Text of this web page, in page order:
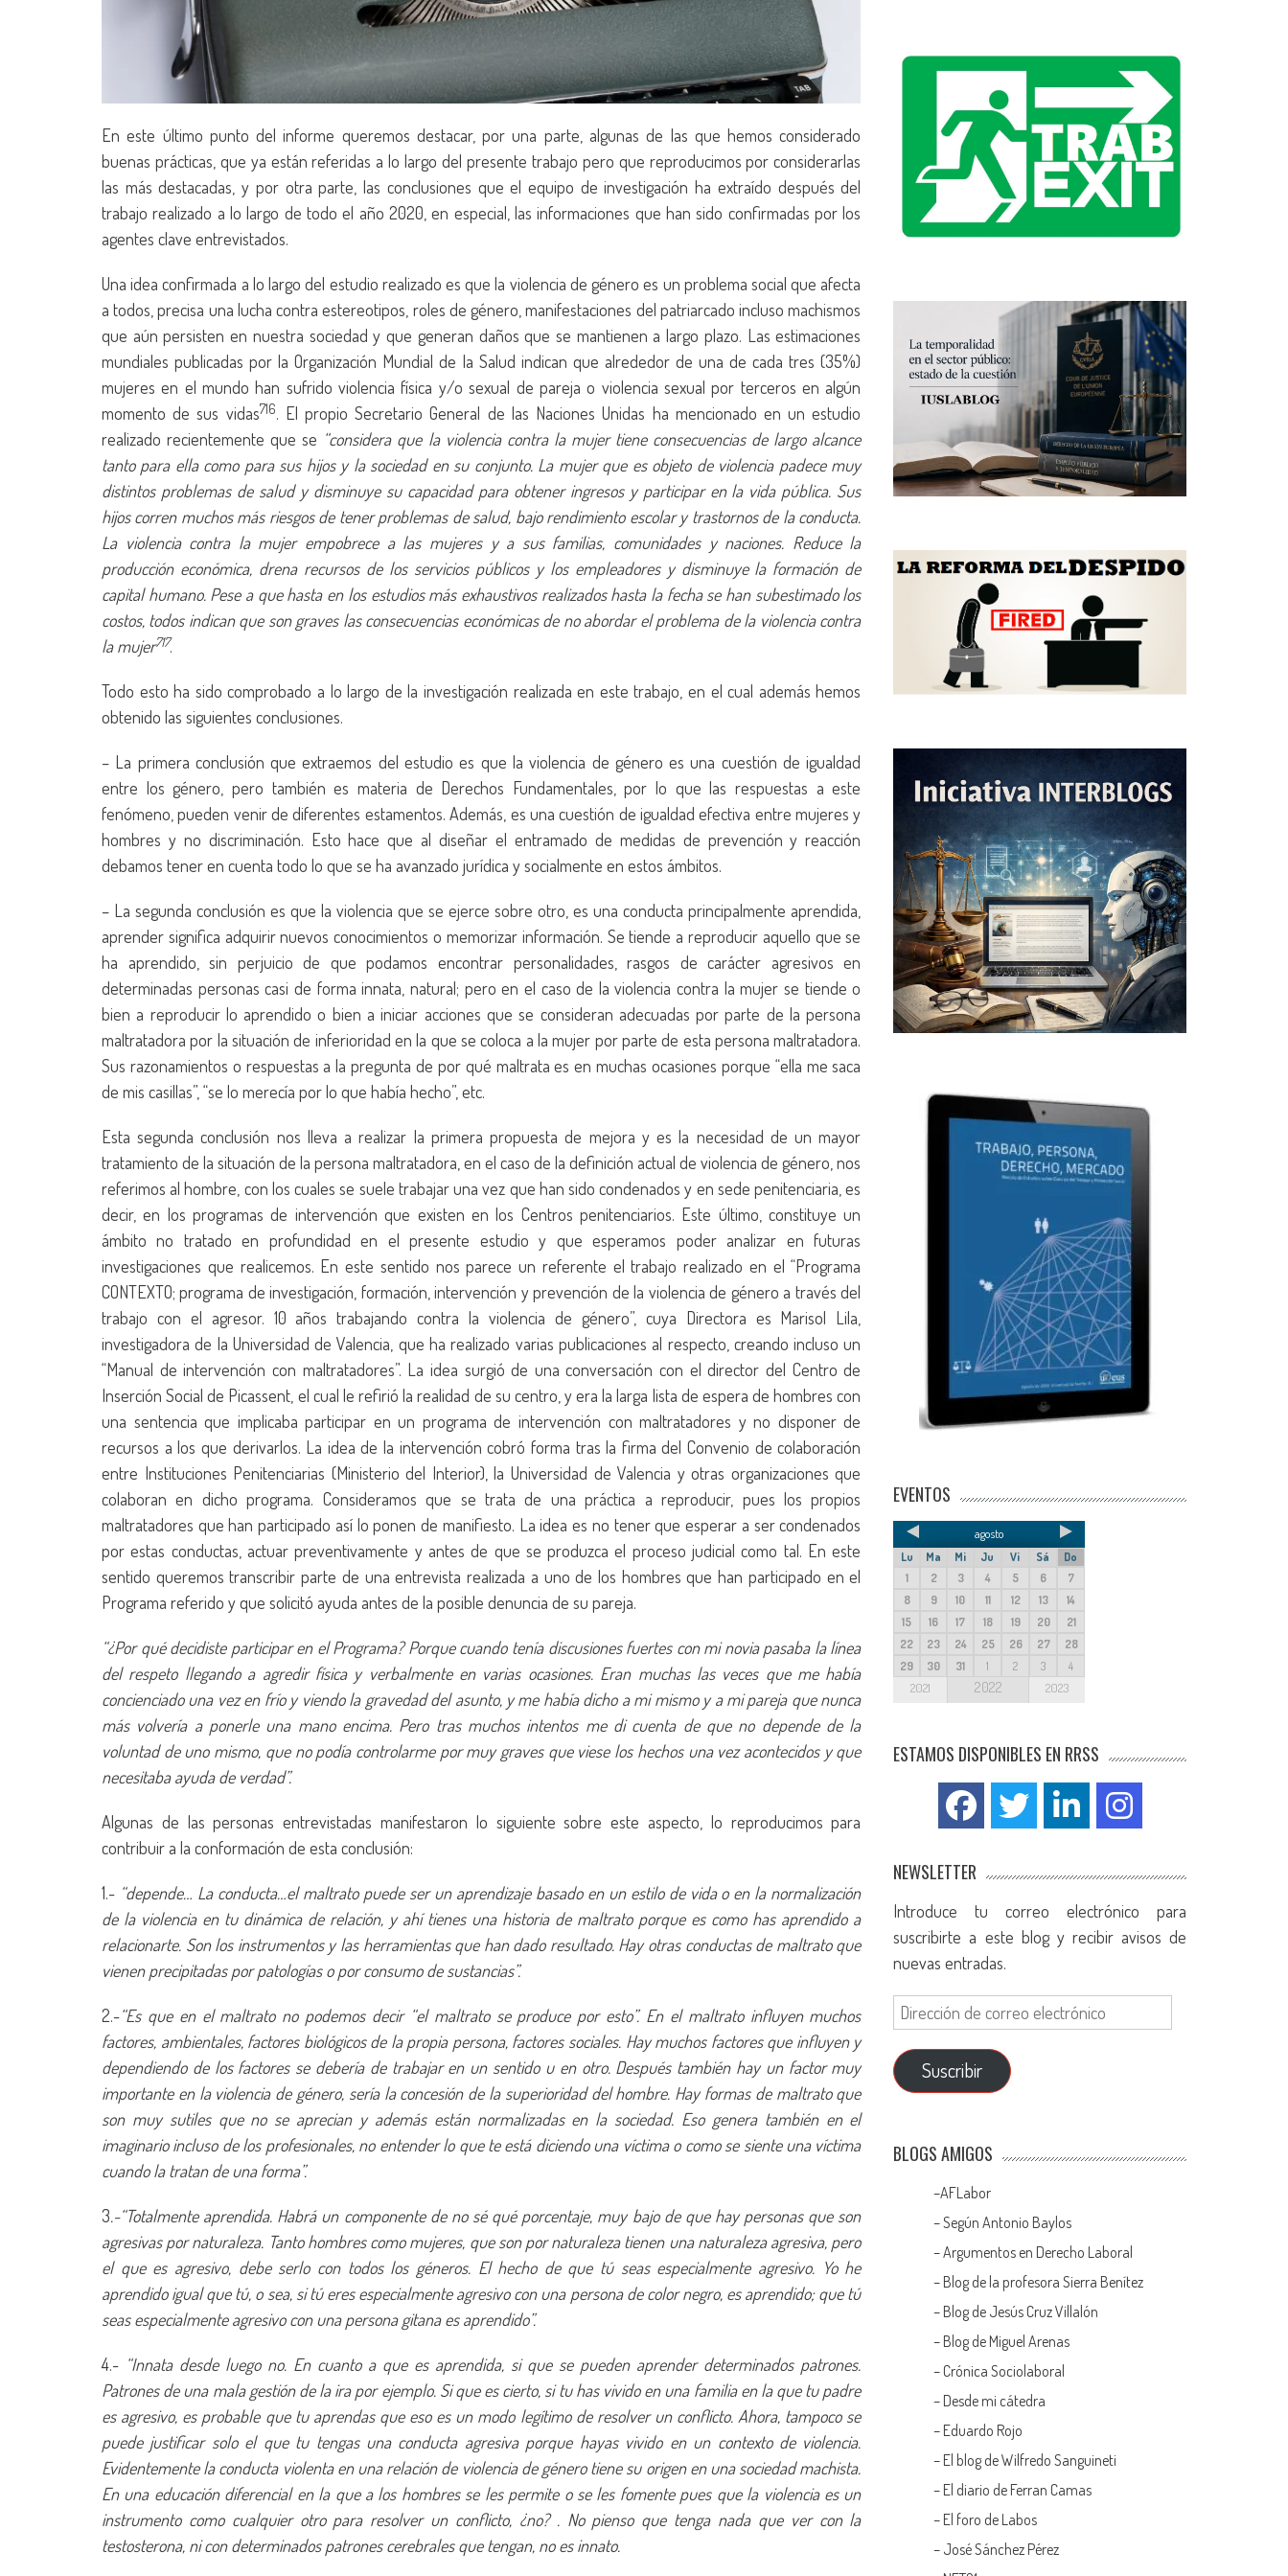
En este último punto del informe queremos destacar, por una parte, algunas de las que hemos considerado
buenas prácticas, que ya están referidas a lo largo del presente trabajo pero que reproducimos por considerarlas
las más destacadas, y por otra parte, las conclusiones que el equipo de investigación ha extraído después del
trabajo realizado a lo largo de todo el año 2020, en especial, las informaciones que han sido confirmadas por los
agentes clave entrevistados.
Una idea confirmada a lo largo del estudio realizado es que la violencia de género es un problema social que afecta
a todos, precisa una lucha contra estereotipos, roles de género, manifestaciones del patriarcado incluso machismos
que aún persisten en nuestra sociedad y que generan daños que se mantienen a largo plazo. Las estimaciones
mundiales publicadas por la Organización Mundial de la Salud indican que alrededor de una de cada tres (35%)
mujeres en el mundo han sufrido violencia física y/o sexual de pareja o violencia sexual por terceros en algún
momento de sus vidas716. El propio Secretario General de las Naciones Unidas ha mencionado en un estudio
realizado recientemente que se “considera que la violencia contra la mujer tiene consecuencias de largo alcance
tanto para ella como para sus hijos y la sociedad en su conjunto. La mujer que es objeto de violencia padece muy
distintos problemas de salud y disminuye su capacidad para obtener ingresos y participar en la vida pública. Sus
hijos corren muchos más riesgos de tener problemas de salud, bajo rendimiento escolar y trastornos de la conducta.
La violencia contra la mujer empobrece a las mujeres y a sus familias, comunidades y naciones. Reduce la
producción económica, drena recursos de los servicios públicos y los empleadores y disminuye la formación de
capital humano. Pese a que hasta en los estudios más exhaustivos realizados hasta la fecha se han subestimado los
costos, todos indican que son graves las consecuencias económicas de no abordar el problema de la violencia contra
la mujer717.
Todo esto ha sido comprobado a lo largo de la investigación realizada en este trabajo, en el cual además hemos
obtenido las siguientes conclusiones.
– La primera conclusión que extraemos del estudio es que la violencia de género es una cuestión de igualdad
entre los género, pero también es materia de Derechos Fundamentales, por lo que las respuestas a este
fenómeno, pueden venir de diferentes estamentos. Además, es una cuestión de igualdad efectiva entre mujeres y
hombres y no discriminación. Esto hace que al diseñar el entramado de medidas de prevención y reacción
debamos tener en cuenta todo lo que se ha avanzado jurídica y socialmente en estos ámbitos.
– La segunda conclusión es que la violencia que se ejerce sobre otro, es una conducta principalmente aprendida,
aprender significa adquirir nuevos conocimientos o memorizar información. Se tiende a reproducir aquello que se
ha aprendido, sin perjuicio de que podamos encontrar personalidades, rasgos de carácter agresivos en
determinadas personas casi de forma innata, natural; pero en el caso de la violencia contra la mujer se tiende o
bien a reproducir lo aprendido o bien a iniciar acciones que se consideran adecuadas por parte de la persona
maltratadora por la situación de inferioridad en la que se coloca a la mujer por parte de esta persona maltratadora.
Sus razonamientos o respuestas a la pregunta de por qué maltrata es en muchas ocasiones porque “ella me saca
de mis casillas”, “se lo merecía por lo que había hecho”, etc.
Esta segunda conclusión nos lleva a realizar la primera propuesta de mejora y es la necesidad de un mayor
tratamiento de la situación de la persona maltratadora, en el caso de la definición actual de violencia de género, nos
referimos al hombre, con los cuales se suele trabajar una vez que han sido condenados y en sede penitenciaria, es
decir, en los programas de intervención que existen en los Centros penitenciarios. Este último, constituye un
ámbito no tratado en profundidad en el presente estudio y que esperamos poder analizar en futuras
investigaciones que realicemos. En este sentido nos parece un referente el trabajo realizado en el “Programa
CONTEXTO; programa de investigación, formación, intervención y prevención de la violencia de género a través del
trabajo con el agresor. 10 años trabajando contra la violencia de género”, cuya Directora es Marisol Lila,
investigadora de la Universidad de Valencia, que ha realizado varias publicaciones al respecto, creando incluso un
“Manual de intervención con maltratadores”. La idea surgió de una conversación con el director del Centro de
Inserción Social de Picassent, el cual le refirió la realidad de su centro, y era la larga lista de espera de hombres con
una sentencia que implicaba participar en un programa de intervención con maltratadores y no disponer de
recursos a los que derivarlos. La idea de la intervención cobró forma tras la firma del Convenio de colaboración
entre Instituciones Penitenciarias (Ministerio del Interior), la Universidad de Valencia y otras organizaciones que
colaboran en dicho programa. Consideramos que se trata de una práctica a reproducir, pues los propios
maltratadores que han participado así lo ponen de manifiesto. La idea es no tener que esperar a ser condenados
por estas conductas, actuar preventivamente y antes de que se produzca el proceso judicial como tal. En este
sentido queremos transcribir parte de una entrevista realizada a uno de los hombres que han participado en el
Programa referido y que solicitó ayuda antes de la posible denuncia de su pareja.
“¿Por qué decidiste participar en el Programa? Porque cuando tenía discusiones fuertes con mi novia pasaba la línea
del respeto llegando a agredir física y verbalmente en varias ocasiones. Eran muchas las veces que me había
concienciado una vez en frío y viendo la gravedad del asunto, y me había dicho a mi mismo y a mi pareja que nunca
más volvería a ponerle una mano encima. Pero tras muchos intentos me di cuenta de que no depende de la
voluntad de uno mismo, que no podía controlarme por muy graves que viese los hechos una vez acontecidos y que
necesitaba ayuda de verdad”.
Algunas de las personas entrevistadas manifestaron lo siguiente sobre este aspecto, lo reproducimos para
contribuir a la conformación de esta conclusión:
1.- “depende… La conducta…el maltrato puede ser un aprendizaje basado en un estilo de vida o en la normalización
de la violencia en tu dinámica de relación, y ahí tienes una historia de maltrato porque es como has aprendido a
relacionarte. Son los instrumentos y las herramientas que han dado resultado. Hay otras conductas de maltrato que
vienen precipitadas por patologías o por consumo de sustancias”.
2.-“Es que en el maltrato no podemos decir “el maltrato se produce por esto”. En el maltrato influyen muchos
factores, ambientales, factores biológicos de la propia persona, factores sociales. Hay muchos factores que influyen y
dependiendo de los factores se debería de trabajar en un sentido u en otro. Después también hay un factor muy
importante en la violencia de género, sería la concesión de la superioridad del hombre. Hay formas de maltrato que
son muy sutiles que no se aprecian y además están normalizadas en la sociedad. Eso genera también en el
imaginario incluso de los profesionales, no entender lo que te está diciendo una víctima o como se siente una víctima
cuando la tratan de una forma”.
3.-“Totalmente aprendida. Habrá un componente de no sé qué porcentaje, muy bajo de que hay personas que son
agresivas por naturaleza. Tanto hombres como mujeres, que son por naturaleza tienen una naturaleza agresiva, pero
el que es agresivo, debe serlo con todos los géneros. El hecho de que tú seas especialmente agresivo. Yo he
aprendido igual que tú, o sea, si tú eres especialmente agresivo con una persona de color negro, es aprendido; que tú
seas especialmente agresivo con una persona gitana es aprendido”.
4.- “Innata desde luego no. En cuanto a que es aprendida, si que se pueden aprender determinados patrones.
Patrones de una mala gestión de la ira por ejemplo. Si que es cierto, si tu has vivido en una familia en la que tu padre
es agresivo, es probable que tu aprendas que eso es un modo legítimo de resolver un conflicto. Ahora, tampoco se
puede justificar solo el que tu tengas una conducta agresiva porque hayas vivido en un contexto de violencia.
Evidentemente la conducta violenta en una relación de violencia de género tiene su origen en una sociedad machista.
En una educación diferencial en la que a los hombres se les permite o se les fomente pues que la violencia es un
instrumento como cualquier otro para resolver un conflicto, ¿no? . No pienso que tenga nada que ver con la
testosterona, ni con determinados patrones cerebrales que tengan, no es innato.
EVENTOS
agosto
Lu Ma Mi Ju Vi Sá
Do
1
2 3 4 5 6
7
8
9 10 11 12 13
14
15
16 17 18 19 20
21
22
23 24 25 26 27
28
29
30 31 1 2 3 4
2021 2022 2023
ESTAMOS DISPONIBLES EN RRSS
NEWSLETTER
Introduce tu correo electrónico para
suscribirte a este blog y recibir avisos de
nuevas entradas.
Suscribir
BLOGS AMIGOS
–AFLabor
– Según Antonio Baylos
–Argumentos en Derecho Laboral
– Blog de la profesora Sierra Benítez
– Blog de Jesús Cruz Villalón
– Blog de Miguel Arenas
– Crónica Sociolaboral
– Desde mi cátedra
– Eduardo Rojo
– El blog de Wilfredo Sanguineti
– El diario de Ferran Camas
– El foro de Labos
– José Sánchez Pérez